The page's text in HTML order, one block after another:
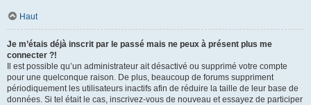
Haut
Je m’étais déjà inscrit par le passé mais ne peux à présent plus me
connecter ?!
Il est possible qu’un administrateur ait désactivé ou supprimé votre compte
pour une quelconque raison. De plus, beaucoup de forums suppriment
périodiquement les utilisateurs inactifs afin de réduire la taille de leur base de
données. Si tel était le cas, inscrivez-vous de nouveau et essayez de participer